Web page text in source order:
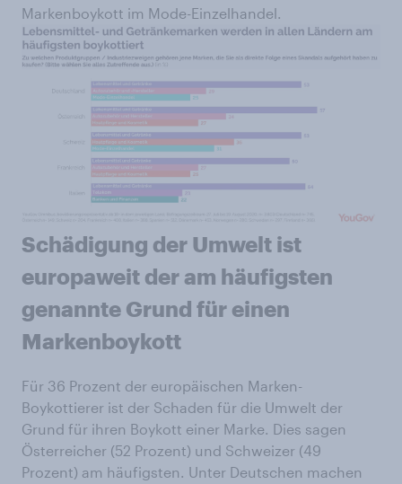
Markenboykott im Mode-Einzelhandel.
Schädigung der Umwelt ist
europaweit der am häufigsten
genannte Grund für einen
Markenboykott
Für 36 Prozent der europäischen Marken-
Boykottierer ist der Schaden für die Umwelt der
Grund für ihren Boykott einer Marke. Dies sagen
Österreicher (52 Prozent) und Schweizer (49
Prozent) am häufigsten. Unter Deutschen machen